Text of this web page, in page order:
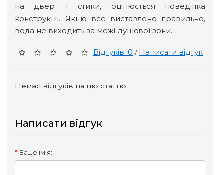
на двері і стики, оцінюється поведінка
конструкції. Якщо все виставлено правильно,
вода не виходить за межі душової зони.
Відгуків: 0 / Написати відгук
Немає відгуків на цю статтю
Написати відгук
Ваше ім’я: